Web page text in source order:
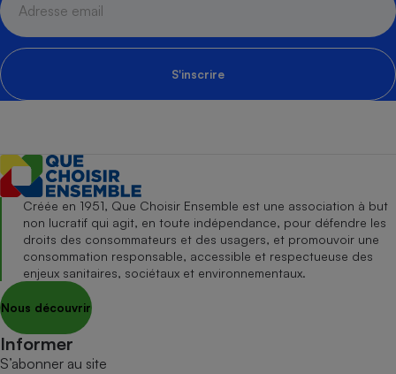
S'inscrire
Créée en 1951, Que Choisir Ensemble est une association à but
non lucratif qui agit, en toute indépendance, pour défendre les
droits des consommateurs et des usagers, et promouvoir une
consommation responsable, accessible et respectueuse des
enjeux sanitaires, sociétaux et environnementaux.
Nous découvrir
Informer
S’abonner au site